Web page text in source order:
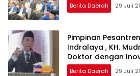
Berita Daerah 29 Juli
Pimpinan
Indralaya , KH.
Doktor dengan
Pembelajaran
Berita Daerah 29 Juli